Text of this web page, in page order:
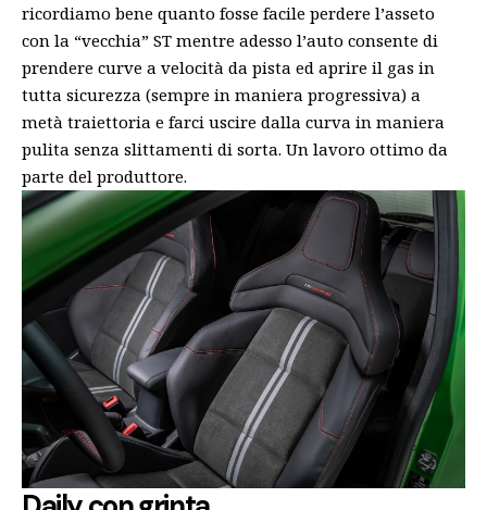
ricordiamo bene quanto fosse facile perdere l’asseto
con la “vecchia” ST mentre adesso l’auto consente di
prendere curve a velocità da pista ed aprire il gas in
tutta sicurezza (sempre in maniera progressiva) a
metà traiettoria e farci uscire dalla curva in maniera
pulita senza slittamenti di sorta. Un lavoro ottimo da
parte del produttore.